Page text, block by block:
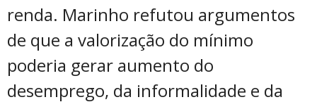
renda. Marinho refutou argumentos
de que a valorização do mínimo
poderia gerar aumento do
desemprego, da informalidade e da